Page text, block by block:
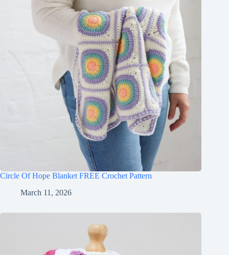
Circle Of Hope Blanket FREE Crochet Pattern
March 11, 2026